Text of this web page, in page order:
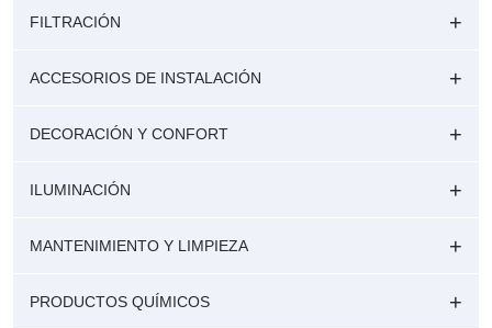
FILTRACIÓN
ACCESORIOS DE INSTALACIÓN
DECORACIÓN Y CONFORT
ILUMINACIÓN
MANTENIMIENTO Y LIMPIEZA
PRODUCTOS QUÍMICOS